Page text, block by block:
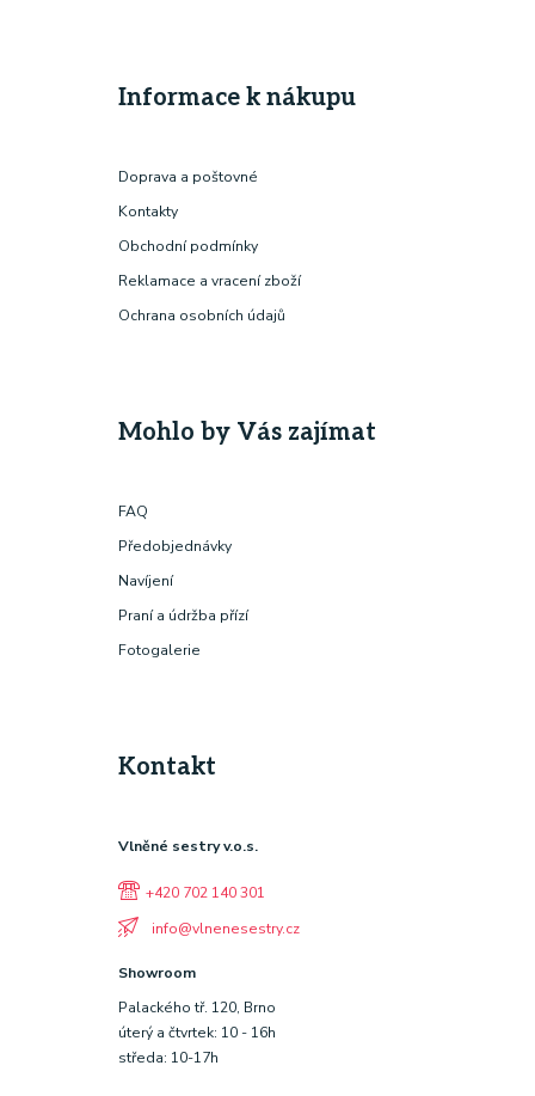
Informace k nákupu
Doprava a poštovné
Kontakty
Obchodní podmínky
Reklamace a vracení zboží
Ochrana osobních údajů
Mohlo by Vás zajímat
FAQ
Předobjednávky
Navíjení
Praní a údržba přízí
Fotogalerie
Kontakt
Vlněné sestry v.o.s.
+420 702 140 301
info@vlnenesestry.cz
Showroom
Palackého tř. 120, Brno
úterý a čtvrtek: 10 - 16h
středa: 10-17h